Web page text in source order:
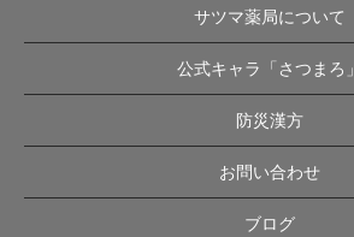
サツマ薬局について
公式キャラ「さつまろ」
防災漢方
お問い合わせ
ブログ